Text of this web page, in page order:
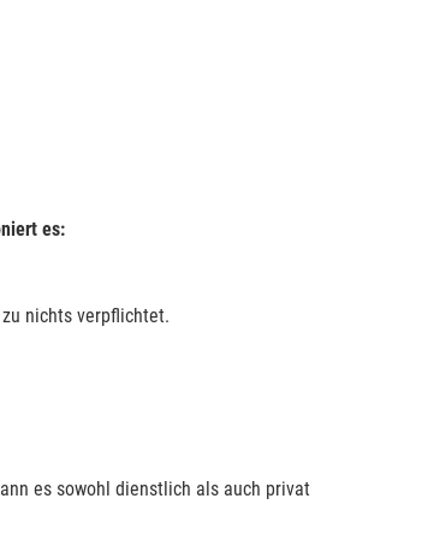
es:
nichts verpflichtet.
es sowohl dienstlich als auch privat